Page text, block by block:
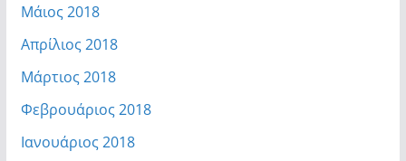
Μάιος 2018
Απρίλιος 2018
Μάρτιος 2018
Φεβρουάριος 2018
Ιανουάριος 2018